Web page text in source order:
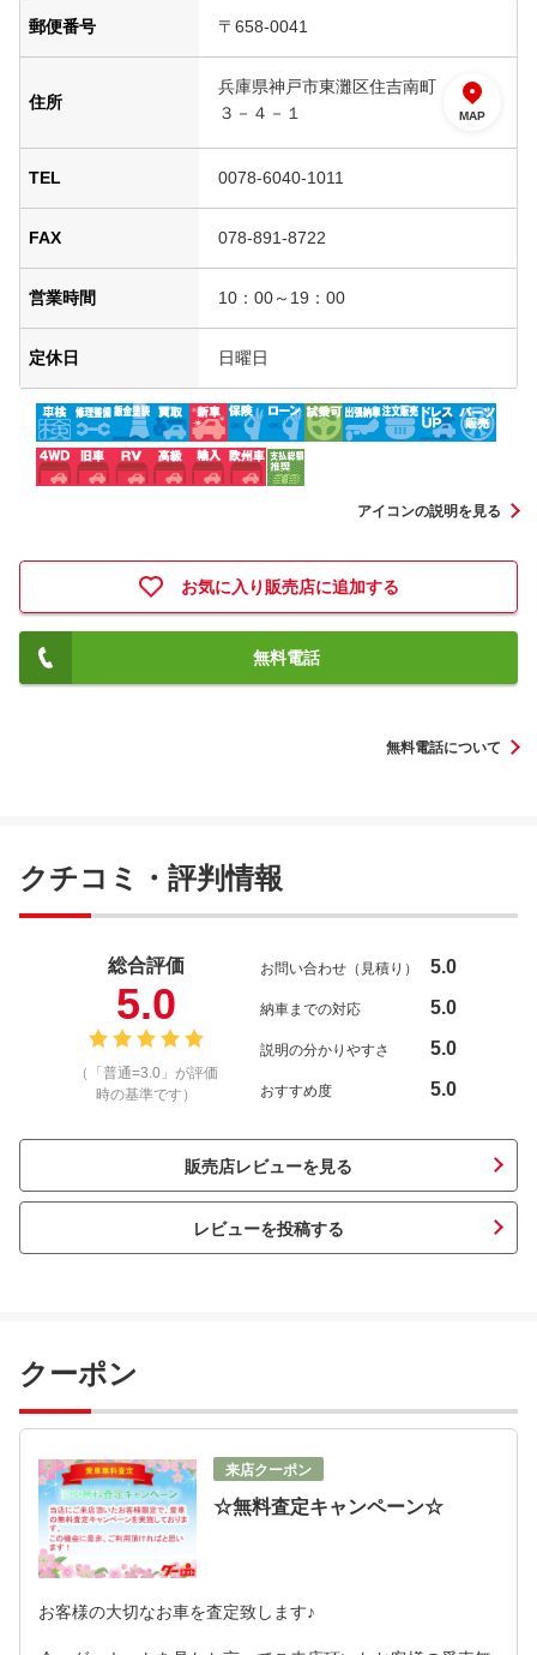
郵便番号 〒658-0041
住所
兵庫県神戸市東灘区住吉南町
３－４－１
MAP
TEL 0078-6040-1011
FAX 078-891-8722
営業時間 10：00～19：00
定休日 日曜日
アイコンの説明を見る
お気に入り販売店に追加する
無料電話
無料電話について
クチコミ・評判情報
総合評価
5.0
（「普通=3.0」が評価
時の基準です）
お問い合わせ（見積り） 5.0
納車までの対応 5.0
説明の分かりやすさ 5.0
おすすめ度 5.0
販売店レビューを見る
レビューを投稿する
クーポン
来店クーポン
☆無料査定キャンペーン☆
お客様の大切なお車を査定致します♪